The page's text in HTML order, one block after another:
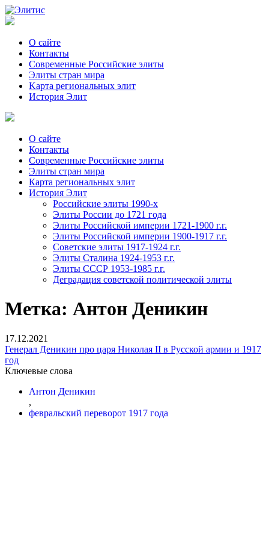
О сайте
Контакты
Современные Российские элиты
Элиты стран мира
Kартa региональных элит
История Элит
О сайте
Контакты
Современные Российские элиты
Элиты стран мира
Картa региональных элит
История Элит
Российские элиты 1990-х
Элиты России до 1721 года
Элиты Российской империи 1721-1900 г.г.
Элиты Российской империи 1900-1917 г.г.
Советские элиты 1917-1924 г.г.
Элиты Сталина 1924-1953 г.г.
Элиты СССР 1953-1985 г.г.
Деградация советской политической элиты
Метка: Антон Деникин
17.12.2021
Генерал Деникин про царя Николая II в Русской армии и 1917
год
Ключевые слова
Антон Деникин
,
февральский переворот 1917 года